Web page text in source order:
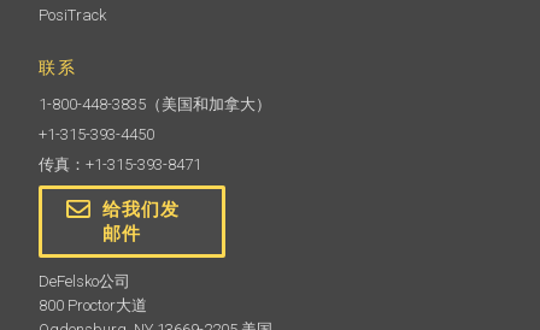
PosiTrack
联系
1-800-448-3835 （美国和加拿大）
+1-315-393-4450
传真：+1-315-393-8471
给我们发
邮件
DeFelsko公司
800 Proctor大道